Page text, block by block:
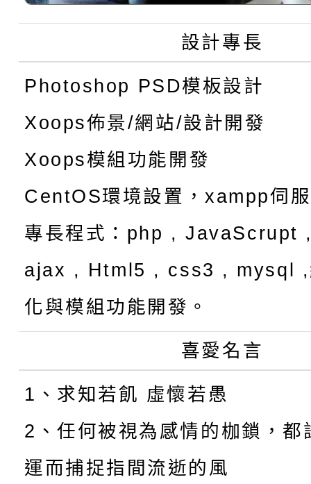
設計專長
Photoshop PSD模板設計
Xoops佈景/網站/設計開發
Xoops模組功能開發
CentOS環境設置，xampp伺
專長程式：php , JavaScrupt
ajax , Html5 , css3 , mysql ,
化與模組功能開發。
喜愛名言
1、求知若飢 虛懷若愚
2、任何被視為感情的枷鎖，都
運而捕捉指間流逝的風